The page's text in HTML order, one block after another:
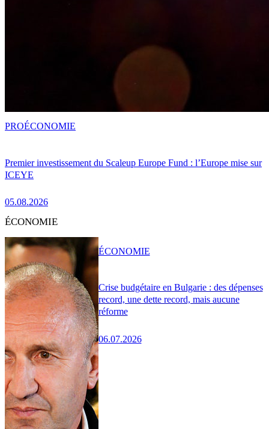
Premier investissement du Scaleup Europe Fund : l’Europe mise sur
ICEYE
05.08.2026
PROÉCONOMIE
ÉCONOMIE
Crise budgétaire en Bulgarie : des dépenses
record, une dette record, mais aucune
réforme
06.07.2026
ÉCONOMIE